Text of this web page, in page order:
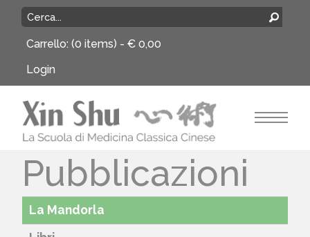
Carrello: (0 items) - € 0,00
Login
Pubblicazioni
La Mandorla